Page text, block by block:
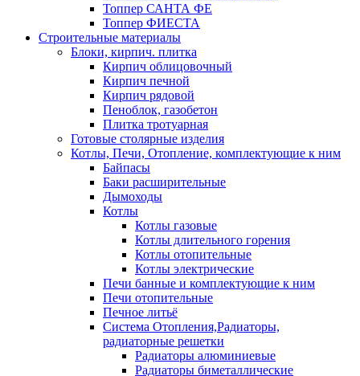
Топпер САНТА ФЕ
Топпер ФИЕСТА
Строительные материалы
Блоки, кирпич. плитка
Кирпич облицовочный
Кирпич печной
Кирпич рядовой
Пеноблок, газобетон
Плитка тротуарная
Готовые столярные изделия
Котлы, Печи, Отопление, комплектующие к ним
Байпасы
Баки расширительные
Дымоходы
Котлы
Котлы газовые
Котлы длительного горения
Котлы отопительные
Котлы электрические
Печи банные и комплектующие к ним
Печи отопительные
Печное литьё
Система Отопления,Радиаторы,
радиаторные решетки
Радиаторы алюминиевые
Радиаторы биметаллические